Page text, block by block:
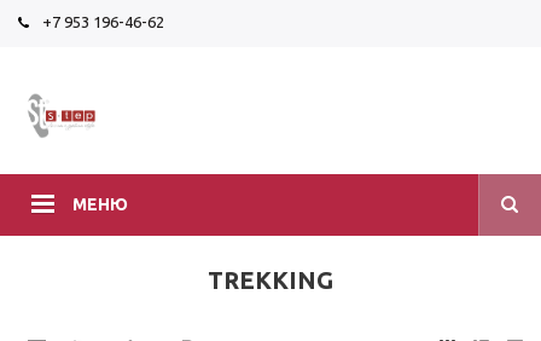
+7 953 196-46-62
МЕНЮ
TREKKING